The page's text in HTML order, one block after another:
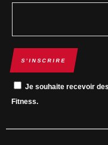
S’INSCRIRE
Je souhaite recevoir
Fitness.